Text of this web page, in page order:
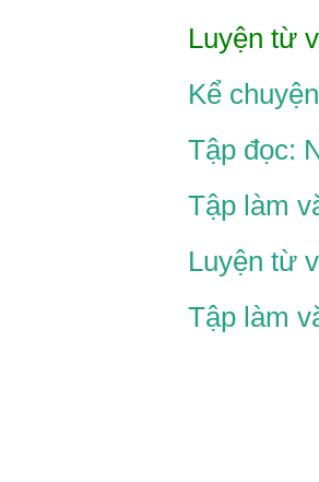
Luyện từ
Kể
Tập đọc:
Tập làm
Luyện từ
Tập làm